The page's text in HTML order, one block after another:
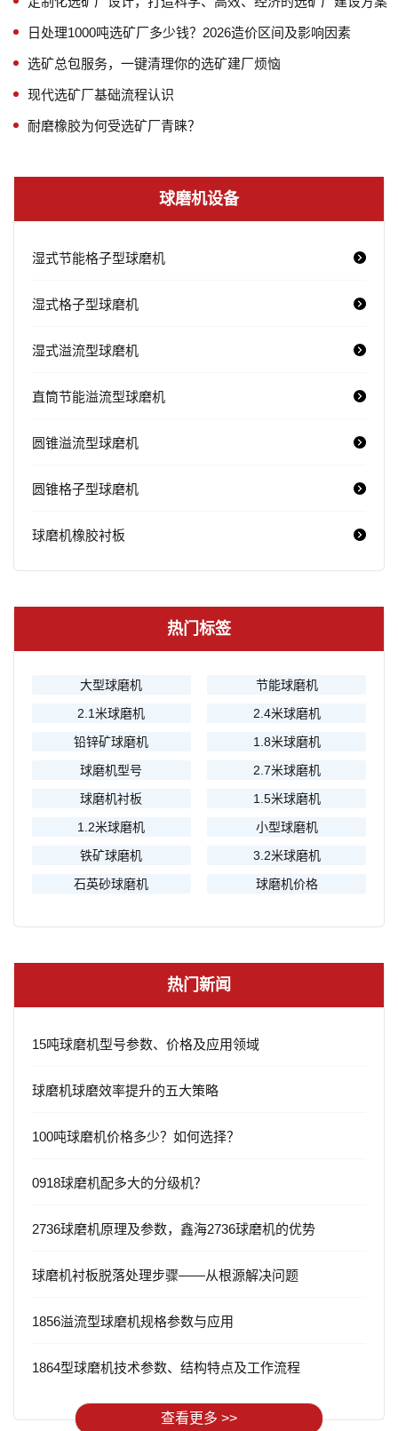
日处理1000吨选矿厂多少钱？2026造价区间及影响因素
选矿总包服务，一键清理你的选矿建厂烦恼
现代选矿厂基础流程认识
耐磨橡胶为何受选矿厂青睐？
球磨机设备
湿式节能格子型球磨机
湿式格子型球磨机
湿式溢流型球磨机
直筒节能溢流型球磨机
圆锥溢流型球磨机
圆锥格子型球磨机
球磨机橡胶衬板
热门标签
大型球磨机
节能球磨机
2.1米球磨机
2.4米球磨机
铅锌矿球磨机
1.8米球磨机
球磨机型号
2.7米球磨机
球磨机衬板
1.5米球磨机
1.2米球磨机
小型球磨机
铁矿球磨机
3.2米球磨机
石英砂球磨机
球磨机价格
热门新闻
15吨球磨机型号参数、价格及应用领域
球磨机球磨效率提升的五大策略
100吨球磨机价格多少？如何选择？
0918球磨机配多大的分级机？
2736球磨机原理及参数，鑫海2736球磨机的优势
球磨机衬板脱落处理步骤——从根源解决问题
1856溢流型球磨机规格参数与应用
1864型球磨机技术参数、结构特点及工作流程
查看更多 >>